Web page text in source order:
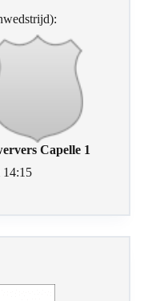
Capelle 1
14:15